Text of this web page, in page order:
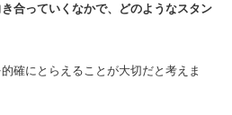
合っていくなかで、どのようなスタン
確にとらえることが大切だと考えま